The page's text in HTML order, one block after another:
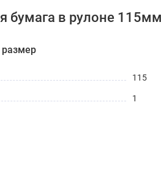
бумага в рулоне
115
1